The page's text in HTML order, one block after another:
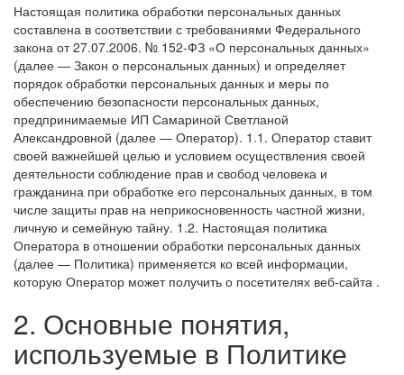
Настоящая политика обработки персональных данных
составлена в соответствии с требованиями Федерального
закона от 27.07.2006. № 152-ФЗ «О персональных данных»
(далее — Закон о персональных данных) и определяет
порядок обработки персональных данных и меры по
обеспечению безопасности персональных данных,
предпринимаемые ИП Самариной Светланой
Александровной (далее — Оператор). 1.1. Оператор ставит
своей важнейшей целью и условием осуществления своей
деятельности соблюдение прав и свобод человека и
гражданина при обработке его персональных данных, в том
числе защиты прав на неприкосновенность частной жизни,
личную и семейную тайну. 1.2. Настоящая политика
Оператора в отношении обработки персональных данных
(далее — Политика) применяется ко всей информации,
которую Оператор может получить о посетителях веб-сайта .
2. Основные понятия,
используемые в Политике